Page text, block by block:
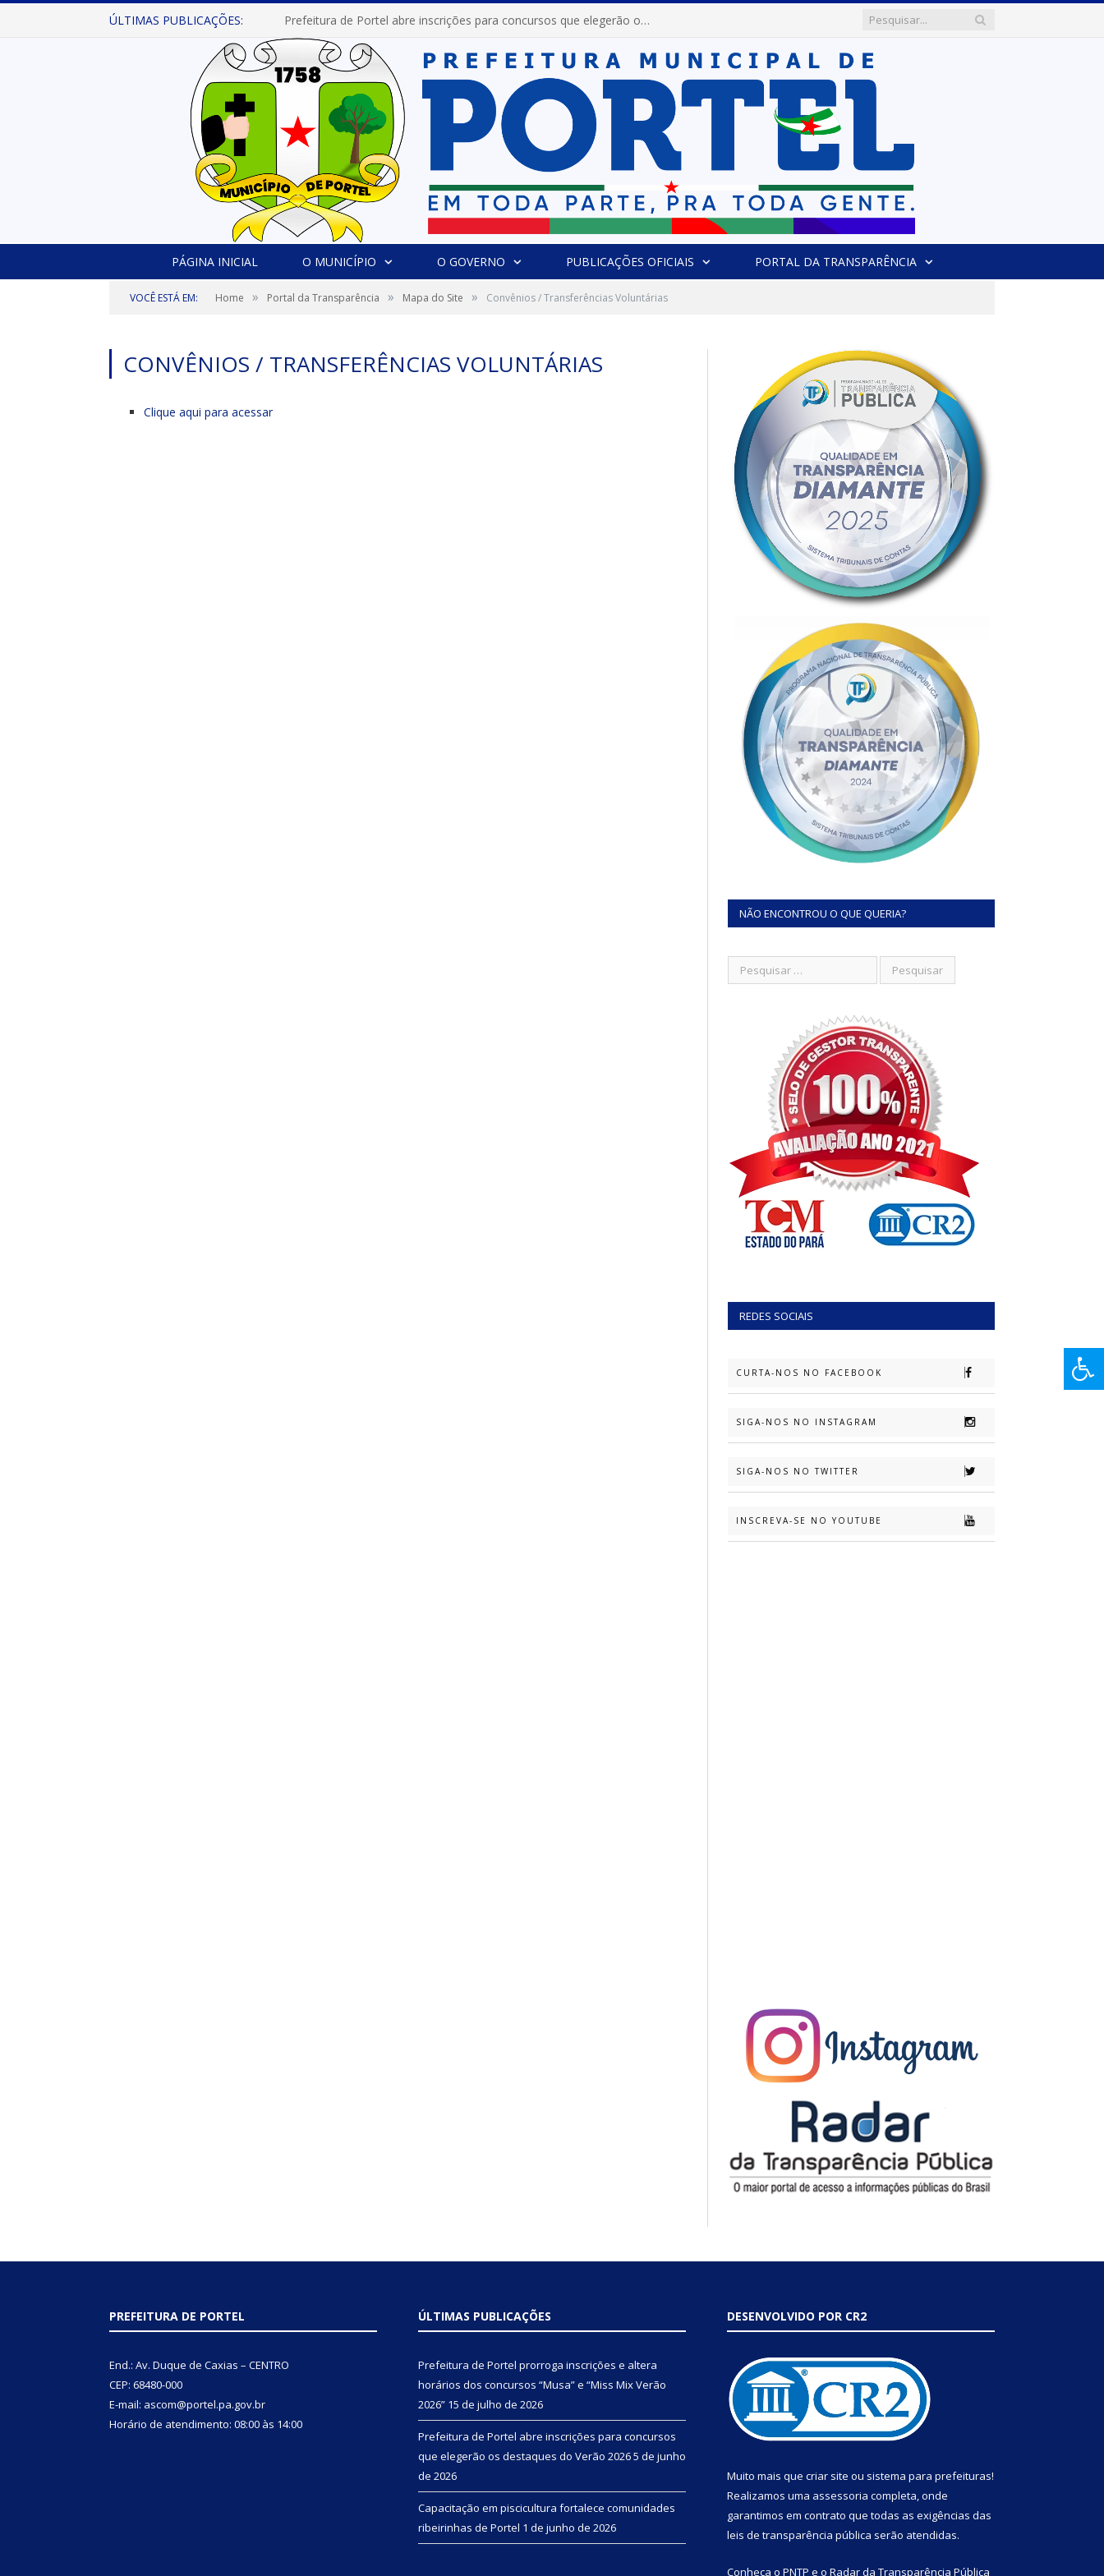
ÚLTIMAS PUBLICAÇÕES: Prefeitura de Portel abre inscrições para concursos que elegerão os destaques do Verão 2026
PÁGINA INICIAL O MUNICÍPIO O GOVERNO PUBLICAÇÕES OFICIAIS PORTAL DA TRANSPARÊNCIA
VOCÊ ESTÁ EM: Home » Portal da Transparência » Mapa do Site » Convênios / Transferências Voluntárias
CONVÊNIOS / TRANSFERÊNCIAS VOLUNTÁRIAS
Clique aqui para acessar
NÃO ENCONTROU O QUE QUERIA?
REDES SOCIAIS
CURTA-NOS NO FACEBOOK
SIGA-NOS NO INSTAGRAM
SIGA-NOS NO TWITTER
INSCREVA-SE NO YOUTUBE
PREFEITURA DE PORTEL
End.: Av. Duque de Caxias – CENTRO
CEP: 68480-000
E-mail: ascom@portel.pa.gov.br
Horário de atendimento: 08:00 às 14:00
ÚLTIMAS PUBLICAÇÕES
Prefeitura de Portel prorroga inscrições e altera
horários dos concursos “Musa” e “Miss Mix Verão
2026” 15 de julho de 2026
Prefeitura de Portel abre inscrições para concursos
que elegerão os destaques do Verão 20265 de junho
de 2026
Capacitação em piscicultura fortalece comunidades
ribeirinhas de Portel 1 de junho de 2026
DESENVOLVIDO POR CR2
Muito mais que criar site ou sistema para prefeituras!
Realizamos uma assessoria completa, onde
garantimos em contrato que todas as exigências das
leis de transparência pública serão atendidas.
Conheça o PNTP e o Radar da Transparência Pública